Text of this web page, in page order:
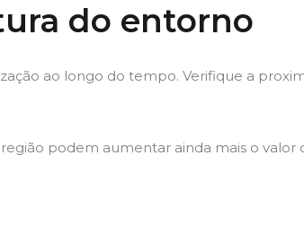
do entorno
ao longo do tempo. Verifique a
podem aumentar ainda mais o valor